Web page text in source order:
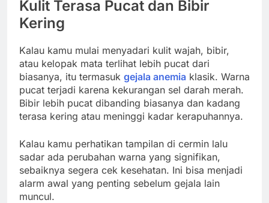
Kulit Terasa Pucat dan Bibir
Kering
Kalau kamu mulai menyadari kulit wajah, bibir,
atau kelopak mata terlihat lebih pucat dari
biasanya, itu termasuk gejala anemia klasik. Warna
pucat terjadi karena kekurangan sel darah merah.
Bibir lebih pucat dibanding biasanya dan kadang
terasa kering atau meninggi kadar kerapuhannya.
Kalau kamu perhatikan tampilan di cermin lalu
sadar ada perubahan warna yang signifikan,
sebaiknya segera cek kesehatan. Ini bisa menjadi
alarm awal yang penting sebelum gejala lain
muncul.